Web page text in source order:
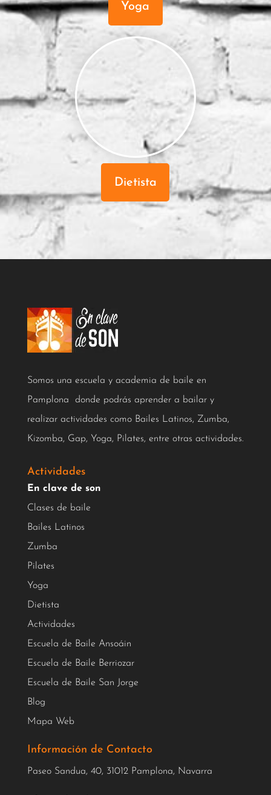
Yoga
Dietista
Somos una escuela y academia de baile en
Pamplona donde podrás aprender a bailar y
realizar actividades como Bailes Latinos, Zumba,
Kizomba, Gap, Yoga, Pilates, entre otras actividades.
Actividades
En clave de son
Clases de baile
Bailes Latinos
Zumba
Pilates
Yoga
Dietista
Actividades
Escuela de Baile Ansoáin
Escuela de Baile Berriozar
Escuela de Baile San Jorge
Blog
Mapa Web
Información de Contacto
Paseo Sandua, 40, 31012 Pamplona, Navarra